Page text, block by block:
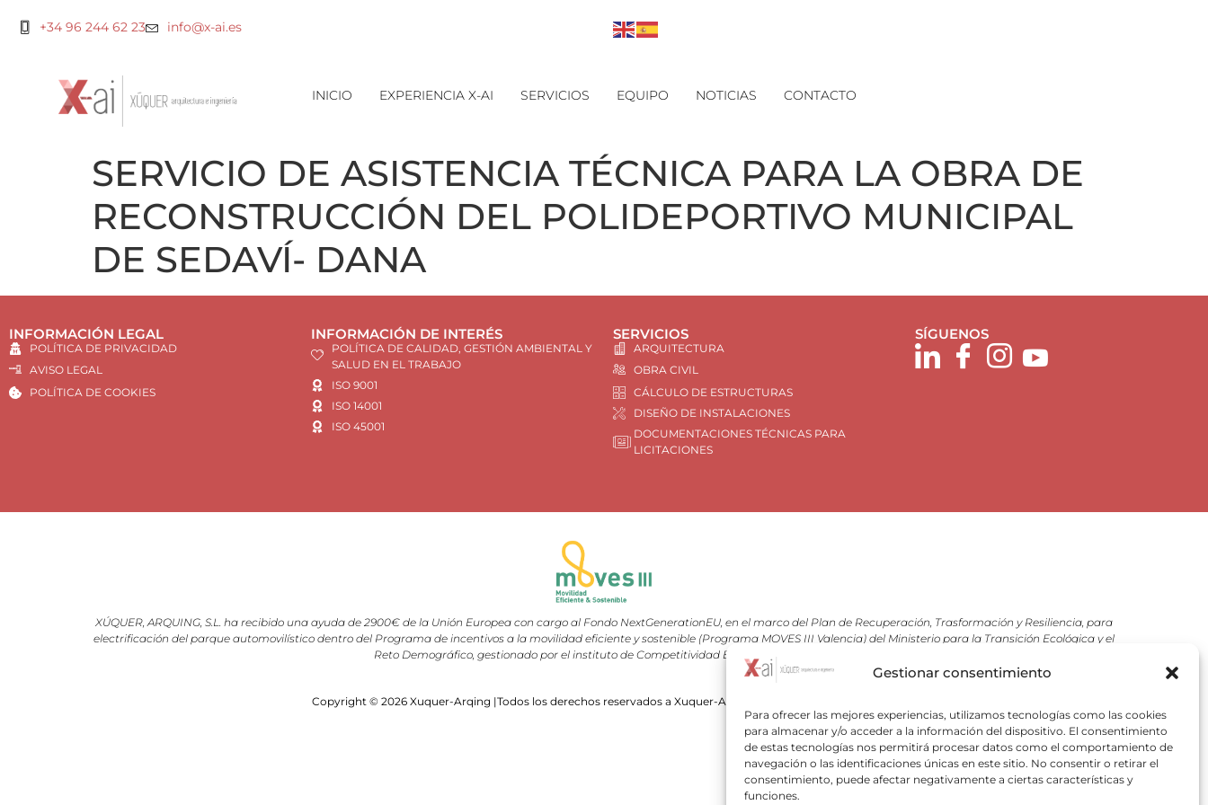
Gestionar consentimiento
Para ofrecer las mejores experiencias, utilizamos tecnologías como las cookies
para almacenar y/o acceder a la información del dispositivo. El consentimiento
de estas tecnologías nos permitirá procesar datos como el comportamiento de
navegación o las identificaciones únicas en este sitio. No consentir o retirar el
consentimiento, puede afectar negativamente a ciertas características y
funciones.
+34 96 244 62 23 info@x-ai.es
INICIO EXPERIENCIA X-AI SERVICIOS EQUIPO NOTICIAS CONTACTO
SERVICIO DE ASISTENCIA TÉCNICA PARA LA OBRA DE
RECONSTRUCCIÓN DEL POLIDEPORTIVO MUNICIPAL
DE SEDAVÍ- DANA
INFORMACIÓN LEGAL
POLÍTICA DE PRIVACIDAD
AVISO LEGAL
POLÍTICA DE COOKIES
INFORMACIÓN DE INTERÉS
POLÍTICA DE CALIDAD, GESTIÓN AMBIENTAL Y
SALUD EN EL TRABAJO
ISO 9001
ISO 14001
ISO 45001
SERVICIOS
ARQUITECTURA
OBRA CIVIL
CÁLCULO DE ESTRUCTURAS
DISEÑO DE INSTALACIONES
DOCUMENTACIONES TÉCNICAS PARA
LICITACIONES
SÍGUENOS
XÚQUER, ARQUING, S.L. ha recibido una ayuda de 2900€ de la Unión Europea con cargo al Fondo NextGenerationEU, en el marco del Plan de Recuperación, Trasformación y Resiliencia, para
electrificación del parque automovilístico dentro del Programa de incentivos a la movilidad eficiente y sostenible (Programa MOVES III Valencia) del Ministerio para la Transición Ecológica y el
Reto Demográfico, gestionado por el instituto de Competitividad Empresarial (IVACE).
Copyright © 2026 Xuquer-Arqing |Todos los derechos reservados a Xuquer-Arqing y sus respectivos autores.